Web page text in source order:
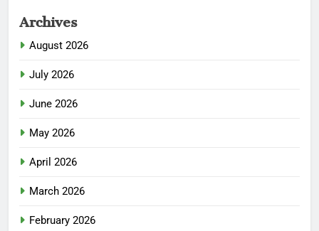
Archives
August 2026
July 2026
June 2026
May 2026
April 2026
March 2026
February 2026